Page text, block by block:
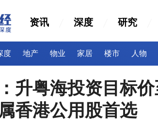
资讯 深度 研究
度 地产 物业 家居 楼市 人物
升粤海投资目标
香港公用股首选